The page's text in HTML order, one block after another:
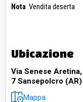
Nota Vendita deserta
Ubicazione
Via Senese
7 Sansepolcro (AR)
Mappa